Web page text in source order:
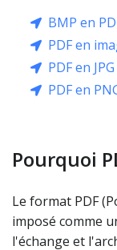
BMP en
PDF en
PDF en JPG
PDF en
Pourquoi
Le format PDF
imposé comme
l'échange et